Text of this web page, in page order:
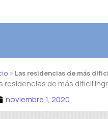
» Las residencias de más
residencias de más dificil
noviembre 1, 2020